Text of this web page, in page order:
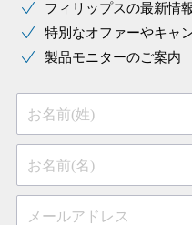
フィリップスの最新情
特別なオファーやキャ
製品モニターのご案内
お名前(姓)
お名前(名)
メールアドレス